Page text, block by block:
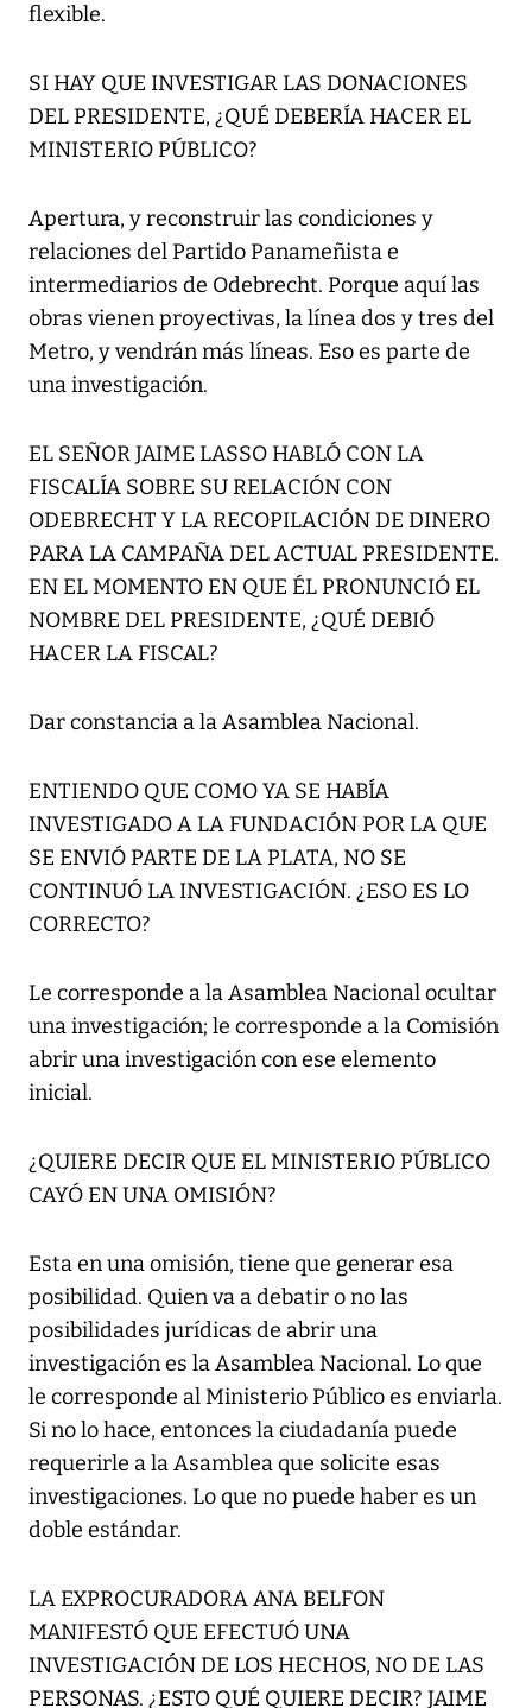
flexible.
SI HAY QUE INVESTIGAR LAS DONACIONES
DEL PRESIDENTE, ¿QUÉ DEBERÍA HACER EL
MINISTERIO PÚBLICO?
Apertura, y reconstruir las condiciones y
relaciones del Partido Panameñista e
intermediarios de Odebrecht. Porque aquí las
obras vienen proyectivas, la línea dos y tres del
Metro, y vendrán más líneas. Eso es parte de
una investigación.
EL SEÑOR JAIME LASSO HABLÓ CON LA
FISCALÍA SOBRE SU RELACIÓN CON
ODEBRECHT Y LA RECOPILACIÓN DE DINERO
PARA LA CAMPAÑA DEL ACTUAL PRESIDENTE.
EN EL MOMENTO EN QUE ÉL PRONUNCIÓ EL
NOMBRE DEL PRESIDENTE, ¿QUÉ DEBIÓ
HACER LA FISCAL?
Dar constancia a la Asamblea Nacional.
ENTIENDO QUE COMO YA SE HABÍA
INVESTIGADO A LA FUNDACIÓN POR LA QUE
SE ENVIÓ PARTE DE LA PLATA, NO SE
CONTINUÓ LA INVESTIGACIÓN. ¿ESO ES LO
CORRECTO?
Le corresponde a la Asamblea Nacional ocultar
una investigación; le corresponde a la Comisión
abrir una investigación con ese elemento
inicial.
¿QUIERE DECIR QUE EL MINISTERIO PÚBLICO
CAYÓ EN UNA OMISIÓN?
Esta en una omisión, tiene que generar esa
posibilidad. Quien va a debatir o no las
posibilidades jurídicas de abrir una
investigación es la Asamblea Nacional. Lo que
le corresponde al Ministerio Público es enviarla.
Si no lo hace, entonces la ciudadanía puede
requerirle a la Asamblea que solicite esas
investigaciones. Lo que no puede haber es un
doble estándar.
LA EXPROCURADORA ANA BELFON
MANIFESTÓ QUE EFECTUÓ UNA
INVESTIGACIÓN DE LOS HECHOS, NO DE LAS
PERSONAS. ¿ESTO QUÉ QUIERE DECIR? JAIME